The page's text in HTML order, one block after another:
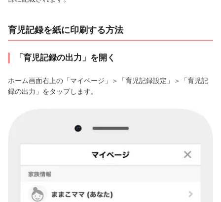
育児記録を紙に印刷する方法
「育児記録の出力」を開く
ホーム画面右上の「マイページ」＞「育児記録設定」＞「育児記
録の出力」をタップします。